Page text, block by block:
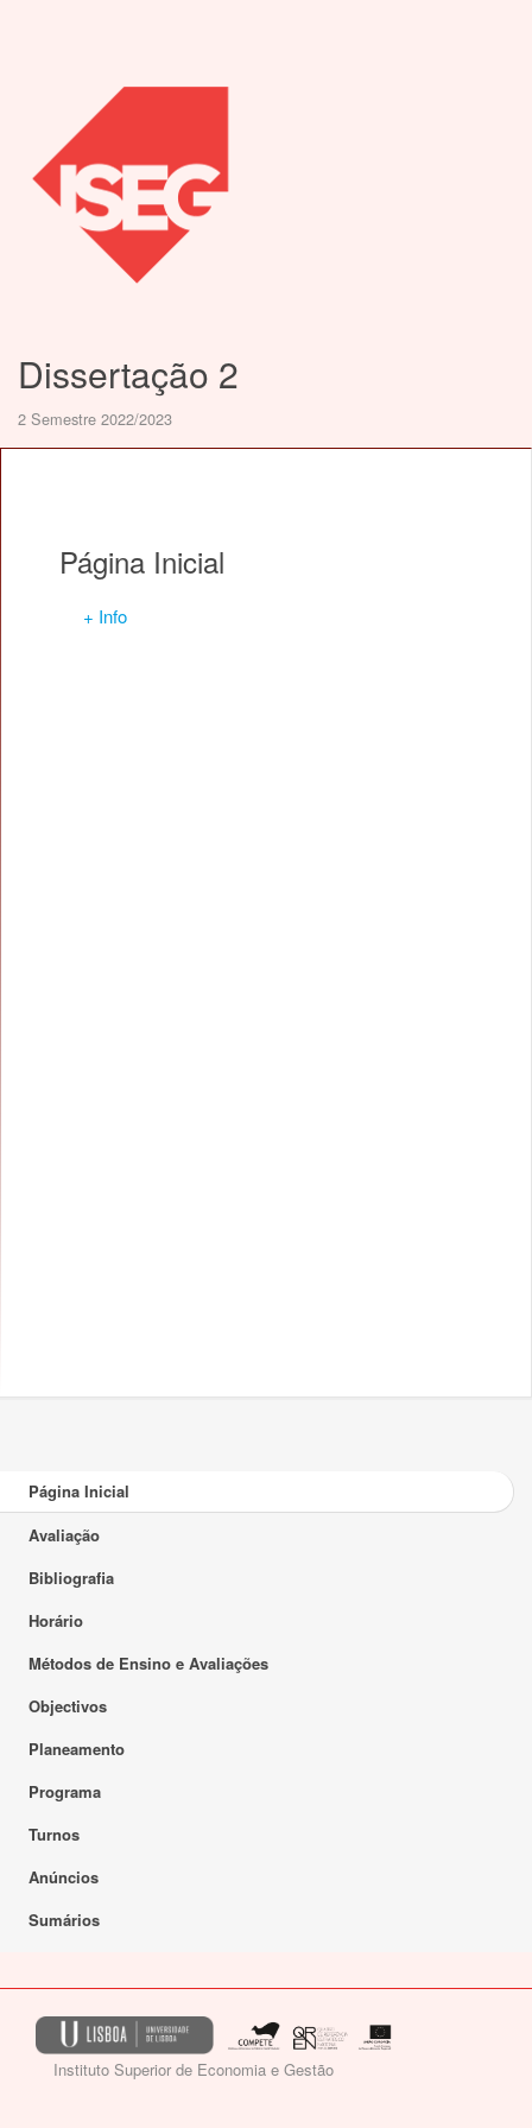
Dissertação 2
2 Semestre 2022/2023
Página Inicial
+ Info
Página Inicial
Avaliação
Bibliografia
Horário
Métodos de Ensino e Avaliações
Objectivos
Planeamento
Programa
Turnos
Anúncios
Sumários
Instituto Superior de Economia e Gestão